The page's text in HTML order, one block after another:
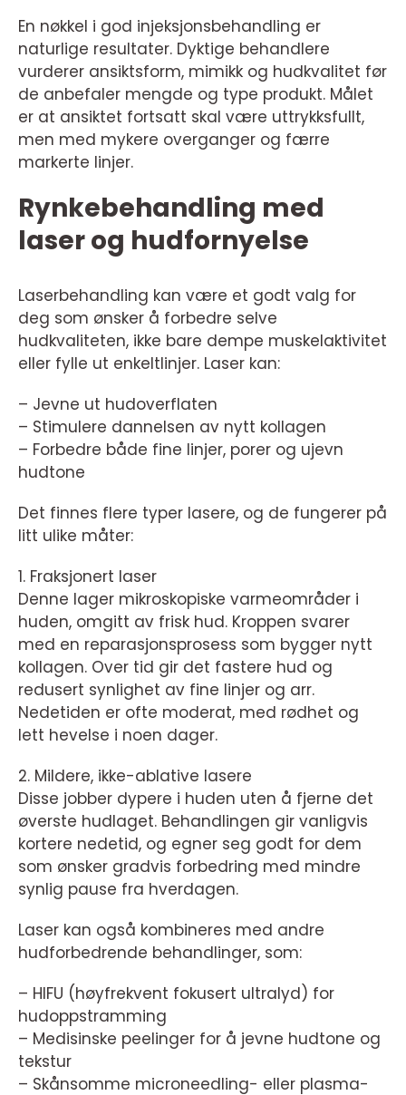
En nøkkel i god injeksjonsbehandling er
naturlige resultater. Dyktige behandlere
vurderer ansiktsform, mimikk og hudkvalitet før
de anbefaler mengde og type produkt. Målet
er at ansiktet fortsatt skal være uttrykksfullt,
men med mykere overganger og færre
markerte linjer.
Rynkebehandling med
laser og hudfornyelse
Laserbehandling kan være et godt valg for
deg som ønsker å forbedre selve
hudkvaliteten, ikke bare dempe muskelaktivitet
eller fylle ut enkeltlinjer. Laser kan:
– Jevne ut hudoverflaten
– Stimulere dannelsen av nytt kollagen
– Forbedre både fine linjer, porer og ujevn
hudtone
Det finnes flere typer lasere, og de fungerer på
litt ulike måter:
1. Fraksjonert laser
Denne lager mikroskopiske varmeområder i
huden, omgitt av frisk hud. Kroppen svarer
med en reparasjonsprosess som bygger nytt
kollagen. Over tid gir det fastere hud og
redusert synlighet av fine linjer og arr.
Nedetiden er ofte moderat, med rødhet og
lett hevelse i noen dager.
2. Mildere, ikke-ablative lasere
Disse jobber dypere i huden uten å fjerne det
øverste hudlaget. Behandlingen gir vanligvis
kortere nedetid, og egner seg godt for dem
som ønsker gradvis forbedring med mindre
synlig pause fra hverdagen.
Laser kan også kombineres med andre
hudforbedrende behandlinger, som:
– HIFU (høyfrekvent fokusert ultralyd) for
hudoppstramming
– Medisinske peelinger for å jevne hudtone og
tekstur
– Skånsomme microneedling- eller plasma-